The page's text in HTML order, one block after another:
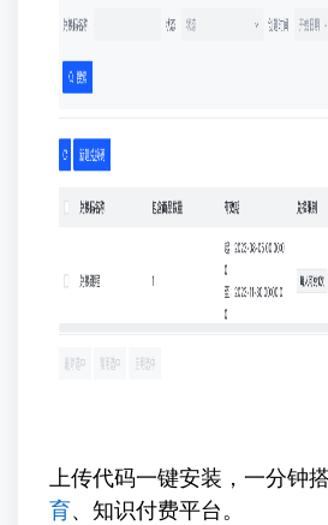
上传代码一键安装，一分钟
育、知识付费平台。